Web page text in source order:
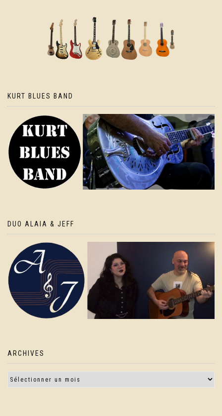
KURT BLUES BAND
DUO ALAIA & JEFF
ARCHIVES